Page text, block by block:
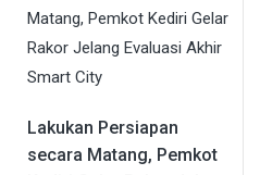
Lakukan Persiapan
secara Matang, Pemkot